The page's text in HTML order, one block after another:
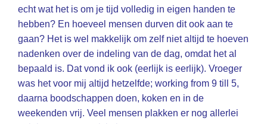
echt wat het is om je tijd volledig in eigen handen te
hebben? En hoeveel mensen durven dit ook aan te
gaan? Het is wel makkelijk om zelf niet altijd te hoeven
nadenken over de indeling van de dag, omdat het al
bepaald is. Dat vond ik ook (eerlijk is eerlijk). Vroeger
was het voor mij altijd hetzelfde; working from 9 till 5,
daarna boodschappen doen, koken en in de
weekenden vrij. Veel mensen plakken er nog allerlei